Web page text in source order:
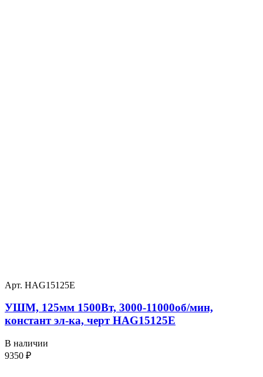
Арт. HAG15125E
УШМ, 125мм 1500Вт, 3000-11000об/мин,
констант эл-ка, черт HAG15125E
В наличии
9350 ₽